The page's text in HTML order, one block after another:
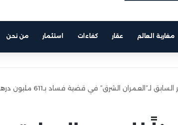
مغاربة العالم عقار كفاءات استثمار من نحن